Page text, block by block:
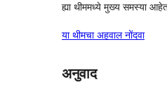
ह्या थीममध्ये मुख्य समस्या
या थीमचा अहवाल नोंदवा
अनुवाद